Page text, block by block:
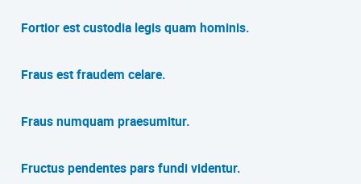
Fortior est custodia legis quam hominis.
Fraus est fraudem celare.
Fraus numquam praesumitur.
Fructus pendentes pars fundi videntur.